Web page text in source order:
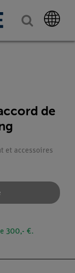
de
et accessoires
300,- €.